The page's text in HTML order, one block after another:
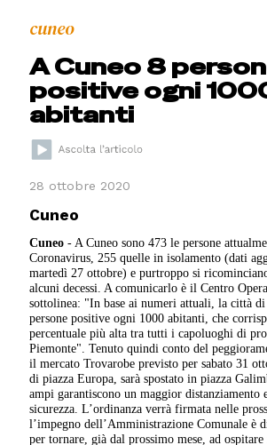
cuneo
A Cuneo 8
positive ogni
abitanti
28 ottobre 2020
Cuneo
Cuneo - A Cuneo sono 473 le persone
Coronavirus, 255 quelle in isolamento (dati
martedì 27 ottobre) e purtroppo si
alcuni decessi. A comunicarlo è il Centro
sottolinea: "In base ai numeri attuali, la città
persone positive ogni 1000 abitanti, che
percentuale più alta tra tutti i capoluoghi di
Piemonte". Tenuto quindi conto del
il mercato Trovarobe previsto per sabato 31
di piazza Europa, sarà spostato in piazza
ampi garantiscono un maggior distanziamento
sicurezza. L’ordinanza verrà firmata nelle
l’impegno dell’Amministrazione Comunale è
per tornare, già dal prossimo mese, ad